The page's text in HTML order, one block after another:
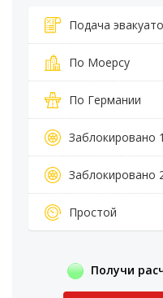
Подача
По Моерсу
По Германии
Заблокировано
Заблокировано
Простой
Получи